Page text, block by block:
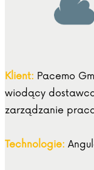
Klient: Pacemo
wiodący
zarządzanie
Technologie: